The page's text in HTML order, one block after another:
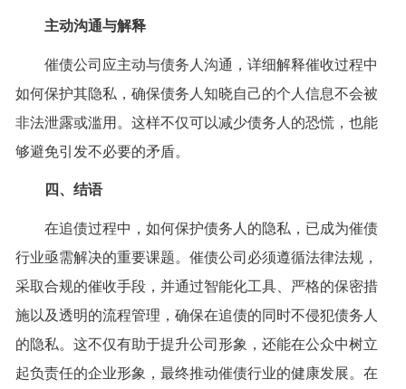
主动沟通与解释
催债公司应主动与债务人沟通，详细解释催收过程中
如何保护其隐私，确保债务人知晓自己的个人信息不会被
非法泄露或滥用。这样不仅可以减少债务人的恐慌，也能
够避免引发不必要的矛盾。
四、结语
在追债过程中，如何保护债务人的隐私，已成为催债
行业亟需解决的重要课题。催债公司必须遵循法律法规，
采取合规的催收手段，并通过智能化工具、严格的保密措
施以及透明的流程管理，确保在追债的同时不侵犯债务人
的隐私。这不仅有助于提升公司形象，还能在公众中树立
起负责任的企业形象，最终推动催债行业的健康发展。在